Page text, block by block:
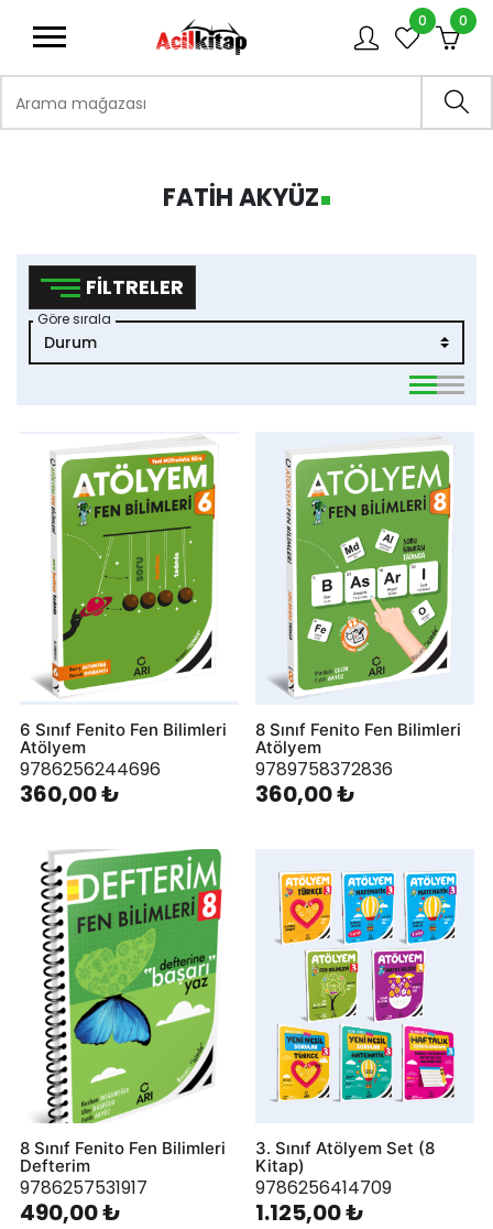
0 0
FATIH AKYÜZ
FILTRELER
Göre sırala
6 Sınıf Fenito Fen Bilimleri
Atölyem
9786256244696
360,00 ₺
8 Sınıf Fenito Fen Bilimleri
Atölyem
9789758372836
360,00 ₺
8 Sınıf Fenito Fen Bilimleri
Defterim
9786257531917
490,00 ₺
3. Sınıf Atölyem Set (8
Kitap)
9786256414709
1.125,00 ₺